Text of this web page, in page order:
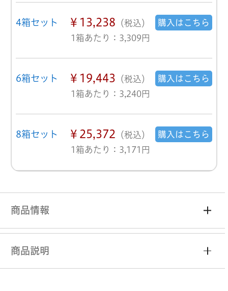
4箱セット ￥13,238 （税込）
1箱あたり：3,309円
購入はこちら
6箱セット ￥19,443 （税込）
1箱あたり：3,240円
購入はこちら
8箱セット ￥25,372 （税込）
1箱あたり：3,171円
購入はこちら
商品情報
商品説明